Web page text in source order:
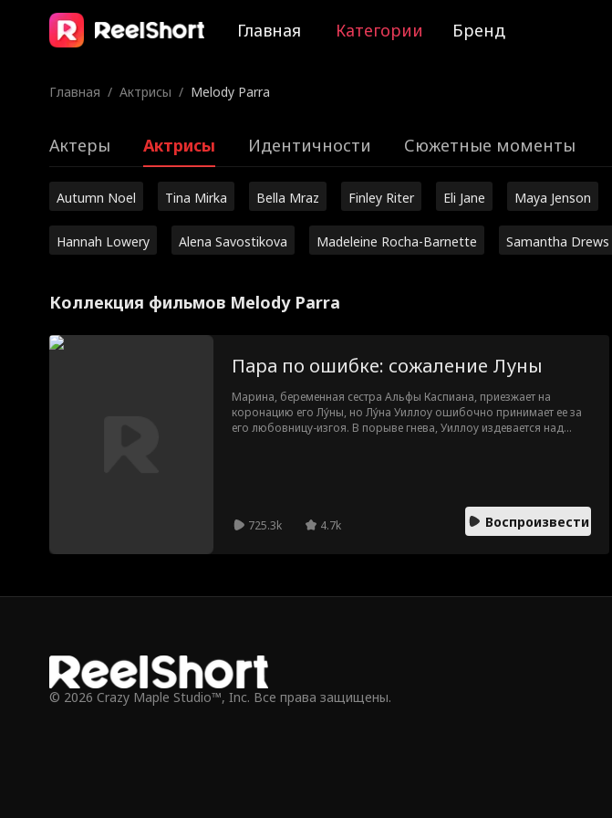
Главная Категории Бренд
Главная / Актрисы / Melody Parra
Актеры Актрисы Идентичности Сюжетные моменты
Autumn Noel Tina Mirka Bella Mraz Finley Riter Eli Jane Maya Jenson
Hannah Lowery Alena Savostikova Madeleine Rocha-Barnette Samantha Drews
Коллекция фильмов Melody Parra
Пара по ошибке: сожаление Луны
Марина, беременная сестра Альфы Каспиана, приезжает на
коронацию его Лу́ны, но Лу́на Уиллоу ошибочно принимает ее за
его любовницу-изгоя. В порыве гнева, Уиллоу издевается над
725.3k 4.7k Воспроизвести
© 2026 Crazy Maple Studio™, Inc. Все права защищены.